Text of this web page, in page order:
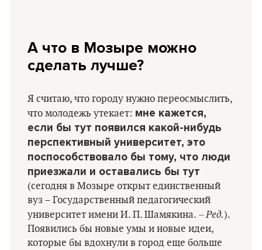
А что в Мозыре можно
сделать лучше?
Я считаю, что городу нужно переосмыслить,
что молодежь утекает: мне кажется,
если бы тут появился какой-нибудь
перспективный университет, это
поспособствовало бы тому, что люди
приезжали и оставались бы тут
(сегодня в Мозыре открыт единственный
вуз – Государственный педагогический
университет имени И. П. Шамякина. – Ред.).
Появились бы новые умы и новые идеи,
которые бы вдохнули в город еще больше